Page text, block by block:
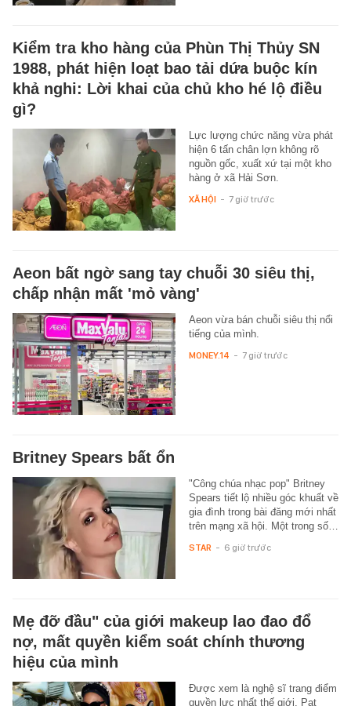
Kiểm tra kho hàng của Phùn Thị Thủy SN
1988, phát hiện loạt bao tải dứa buộc kín
khả nghi: Lời khai của chủ kho hé lộ điều
gì?
Lực lượng chức năng vừa phát
hiện 6 tấn chân lợn không rõ
nguồn gốc, xuất xứ tại một kho
hàng ở xã Hải Sơn.
XÃ HỘI - 7 giờ trước
Aeon bất ngờ sang tay chuỗi 30 siêu thị,
chấp nhận mất 'mỏ vàng'
Aeon vừa bán chuỗi siêu thị nổi
tiếng của mình.
MONEY.14 - 7 giờ trước
Britney Spears bất ổn
"Công chúa nhạc pop" Britney
Spears tiết lộ nhiều góc khuất về
gia đình trong bài đăng mới nhất
trên mạng xã hội. Một trong số…
STAR - 6 giờ trước
Mẹ đỡ đầu" của giới makeup lao đao đổ
nợ, mất quyền kiểm soát chính thương
hiệu của mình
Được xem là nghệ sĩ trang điểm
quyền lực nhất thế giới, Pat